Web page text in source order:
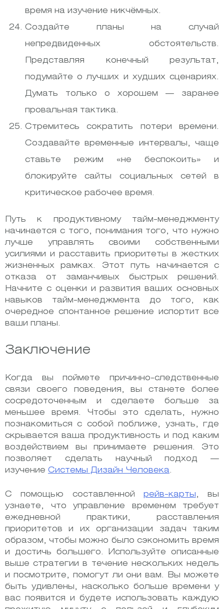
время на изучение никчёмных.
Создайте планы на случай
непредвиденных обстоятельств.
Представляя конечный результат,
подумайте о лучших и худших сценариях.
Думать только о хорошем — заранее
провальная тактика.
Стремитесь сократить потери времени.
Создавайте временные интервалы, чаще
ставьте режим «не беспокоить» и
блокируйте сайты социальных сетей в
критическое рабочее время.
Путь к продуктивному тайм-менеджменту
начинается с того, понимания того, что нужно
лучше управлять своими собственными
усилиями и расставить приоритеты в жестких
жизненных рамках. Этот путь начинается с
отказа от заманчивых быстрых решений.
Начните с оценки и развития ваших основных
навыков тайм-менеджмента до того, как
очередное спонтанное решение испортит все
ваши планы.
Заключение
Когда вы поймете причинно-следственные
связи своего поведения, вы станете более
сосредоточенным и сделаете больше за
меньшее время. Чтобы это сделать, нужно
познакомиться с собой поближе, узнать, где
скрывается ваша продуктивность и под каким
воздействием вы принимаете решения. Это
позволяет сделать научный подход —
изучение Системы Дизайн Человека
С помощью составленной рейв-карты , вы
узнаете, что управление временем требует
ежедневной практики, расставления
приоритетов и их организации задач таким
образом, чтобы можно было сэкономить время
и достичь большего. Используйте описанные
выше стратегии в течение нескольких недель
и посмотрите, помогут ли они вам. Вы можете
быть удивлены, насколько больше времени у
вас появится и будете использовать каждую